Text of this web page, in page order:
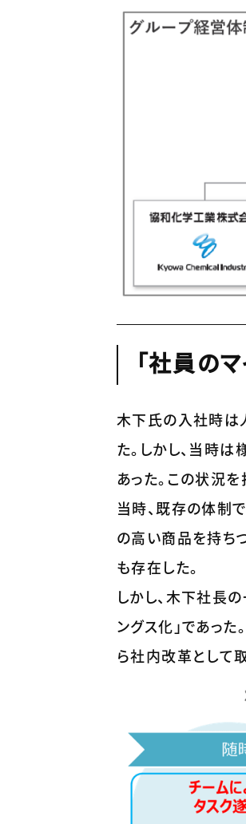
「社員の
木下氏の入社時は
た。しかし、当時
あった。この状況を
当時、既存の体制
の高い商品を持ち
も存在した。
しかし、木下社長
ングス化」であっ
ら社内改革として